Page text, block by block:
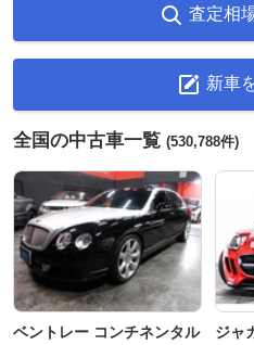
査定相
新車
全国の中古車一覧 (530,788件)
ベントレー コンチネンタル
ジャ